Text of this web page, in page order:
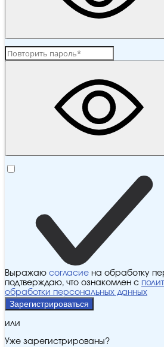
Выражаю согласие на обработку
подтверждаю, что ознакомлен с
обработки персональных данных
Зарегистрироваться
или
Уже зарегистрированы?